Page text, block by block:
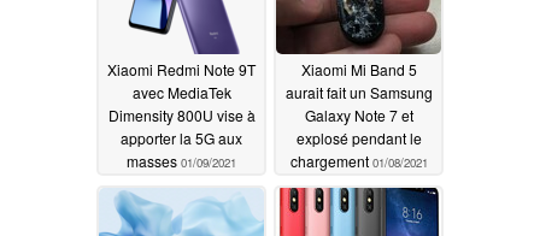
Xiaomi Redmi Note 9T
avec MediaTek
Dimensity 800U vise à
apporter la 5G aux
masses 01/09/2021
Xiaomi Mi Band 5
aurait fait un Samsung
Galaxy Note 7 et
explosé pendant le
chargement 01/08/2021